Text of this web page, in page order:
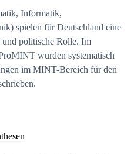
Informatik,
spielen für Deutschland eine
und politische Rolle. Im
wurden systematisch
im MINT-Bereich für den